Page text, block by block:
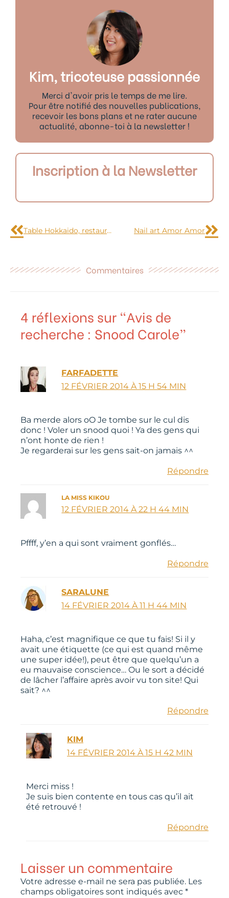
Kim, tricoteuse passionnée
Merci d'avoir pris le temps de me lire.
Pour être notifié des nouvelles publications,
recevoir les bons plans et ne rater aucune
actualité, abonne-toi à la newsletter !
Inscription à la Newsletter
Table Hokkaido, restaurant japonais traditionnel Nail art Amor Amor
Commentaires
4 réflexions sur “Avis de
recherche : Snood Carole”
FARFADETTE
12 FÉVRIER 2014 À 15 H 54 MIN
Ba merde alors oO Je tombe sur le cul dis
donc ! Voler un snood quoi ! Ya des gens qui
n’ont honte de rien !
Je regarderai sur les gens sait-on jamais ^^
Répondre
LA MISS KIKOU
12 FÉVRIER 2014 À 22 H 44 MIN
Pffff, y’en a qui sont vraiment gonflés…
Répondre
SARALUNE
14 FÉVRIER 2014 À 11 H 44 MIN
Haha, c’est magnifique ce que tu fais! Si il y
avait une étiquette (ce qui est quand même
une super idée!), peut être que quelqu’un a
eu mauvaise conscience… Ou le sort a décidé
de lâcher l’affaire après avoir vu ton site! Qui
sait? ^^
Répondre
KIM
14 FÉVRIER 2014 À 15 H 42 MIN
Merci miss !
Je suis bien contente en tous cas qu’il ait
été retrouvé !
Répondre
Laisser un commentaire
Votre adresse e-mail ne sera pas publiée. Les
champs obligatoires sont indiqués avec *